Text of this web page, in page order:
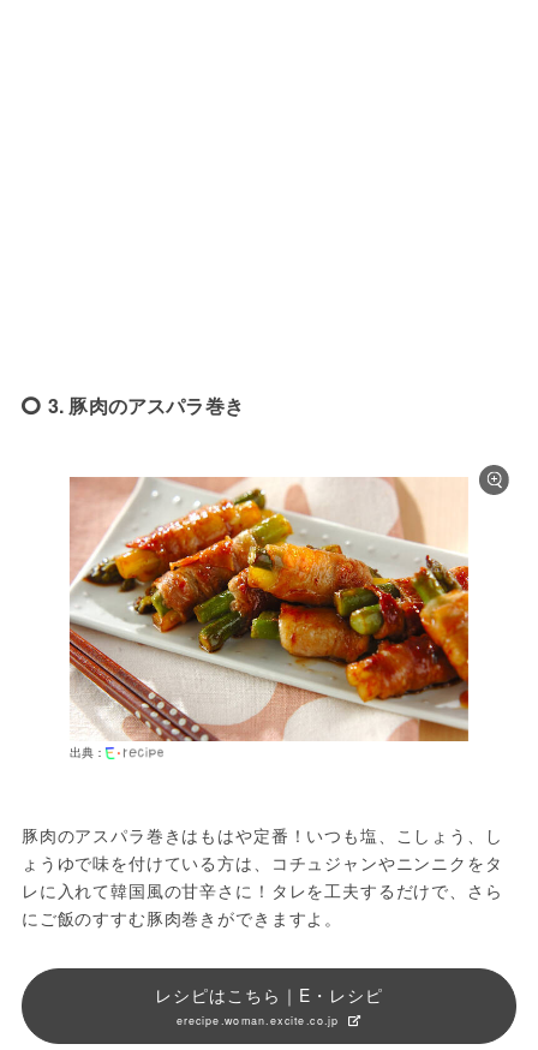
3. 豚肉のアスパラ巻き
出典：
豚肉のアスパラ巻きはもはや定番！いつも塩、こしょう、し
ょうゆで味を付けている方は、コチュジャンやニンニクをタ
レに入れて韓国風の甘辛さに！タレを工夫するだけで、さら
にご飯のすすむ豚肉巻きができますよ。
レシピはこちら｜E・レシピ
erecipe.woman.excite.co.jp